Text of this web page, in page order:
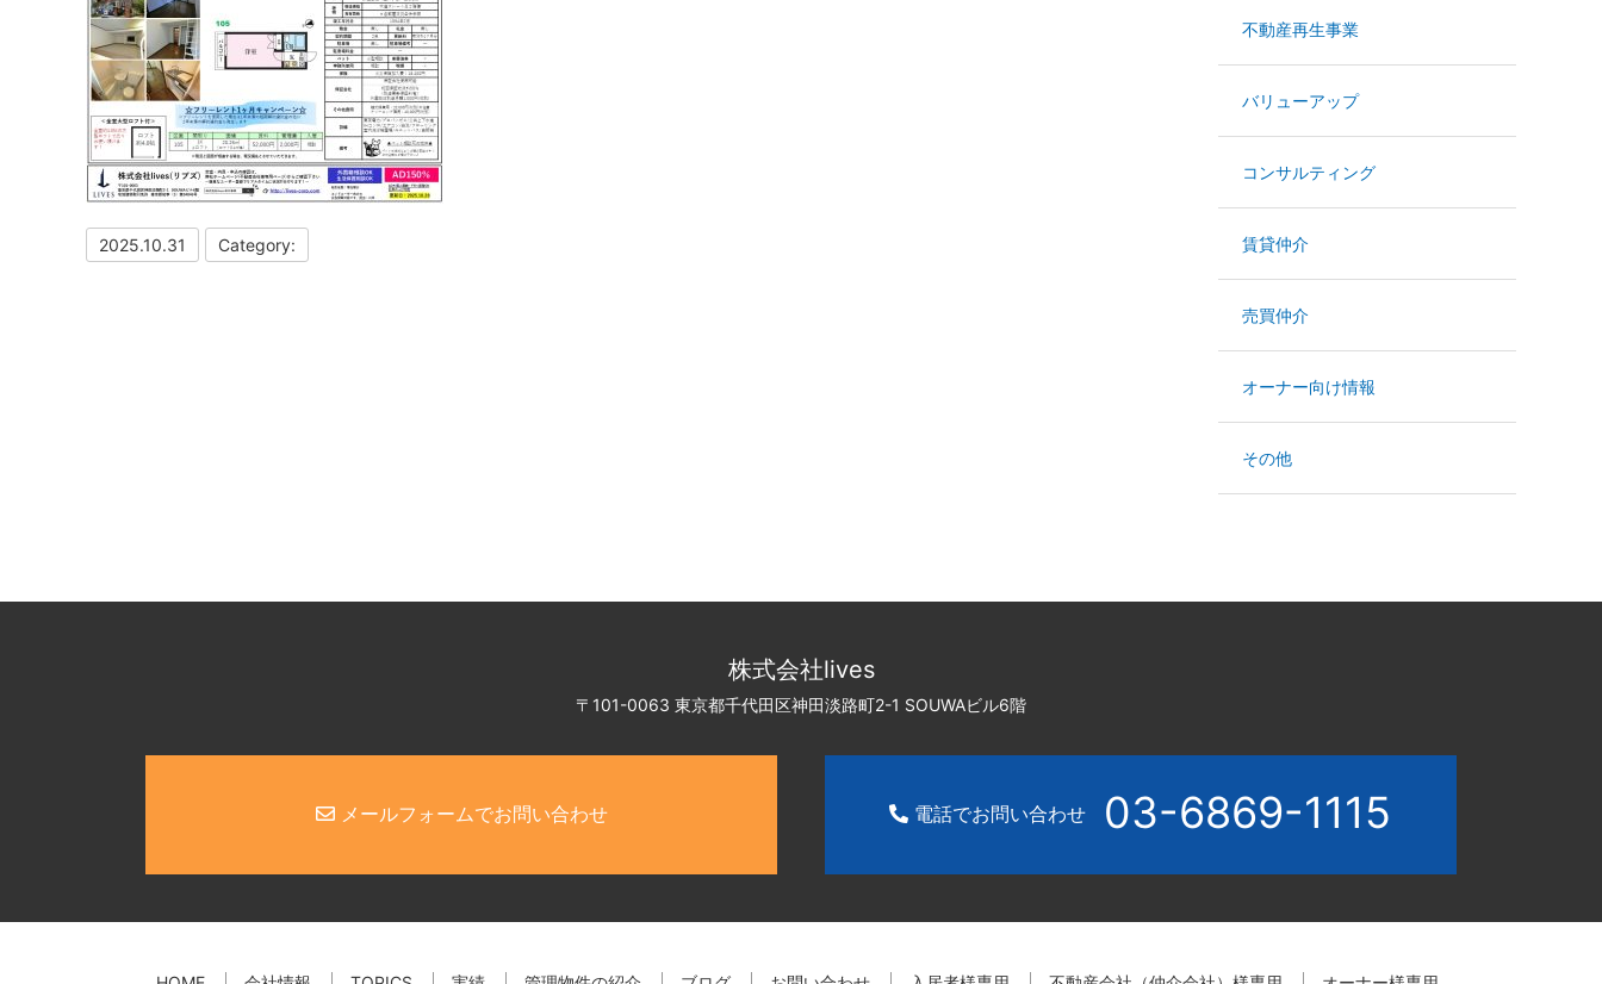
2025.10.31 Category:
不動産再生事業
バリューアップ
コンサルティング
賃貸仲介
売買仲介
オーナー向け情報
その他
株式会社lives
〒101-0063 東京都千代田区神田淡路町2-1 SOUWAビル6階
メールフォームでお問い合わせ 電話でお問い合わせ 03-6869-1115